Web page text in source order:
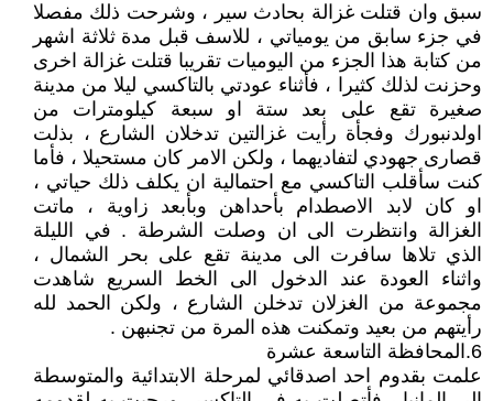
سبق وان قتلت غزالة بحادث سير ، وشرحت ذلك مفصلا
في جزء سابق من يومياتي ، للاسف قبل مدة ثلاثة اشهر
من كتابة هذا الجزء من اليوميات تقريبا قتلت غزالة اخرى
وحزنت لذلك كثيرا ، فأثناء عودتي بالتاكسي ليلا من مدينة
صغيرة تقع على بعد ستة او سبعة كيلومترات من
اولدنبورك وفجأة رأيت غزالتين تدخلان الشارع ، بذلت
قصارى جهودي لتفاديهما ، ولكن الامر كان مستحيلا ، فأما
كنت سأقلب التاكسي مع احتمالية ان يكلف ذلك حياتي ،
او كان لابد الاصطدام بأحداهن وبأبعد زاوية ، ماتت
الغزالة وانتظرت الى ان وصلت الشرطة . في الليلة
الذي تلاها سافرت الى مدينة تقع على بحر الشمال ،
واثناء العودة عند الدخول الى الخط السريع شاهدت
مجموعة من الغزلان تدخلن الشارع ، ولكن الحمد لله
رأيتهم من بعيد وتمكنت هذه المرة من تجنبهن .
6.المحافظة التاسعة عشرة
علمت بقدوم احد اصدقائي لمرحلة الابتدائية والمتوسطة